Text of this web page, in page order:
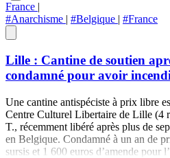
France |
#Anarchisme | #Belgique | #France
Lille : Cantine de soutien
condamné pour avoir
Une cantine antispéciste à prix libre
Centre Culturel Libertaire de Lille (4
T., récemment libéré après plus de
en Belgique. Condamné à un an de
sursis et 1 600 euros d’amende pour